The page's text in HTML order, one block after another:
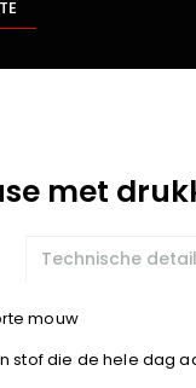
met
Technische
mouw
stof die de hele dag